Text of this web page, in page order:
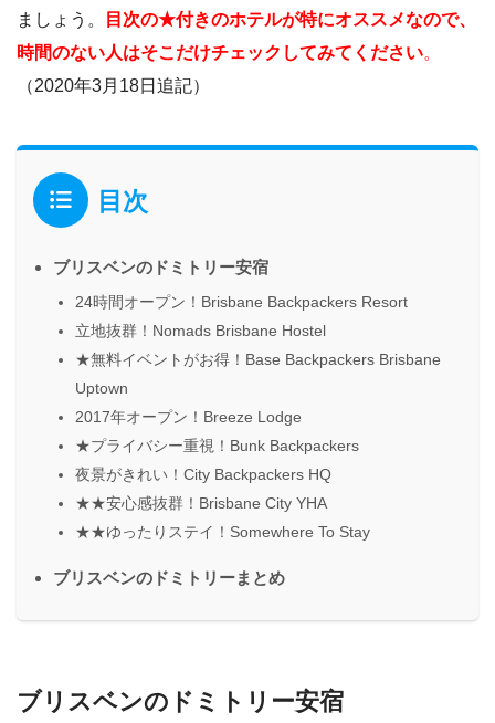
ましょう。
目次の★付きのホテルが特にオススメなので、
時間のない人はそこだけチェックしてみてください。
（2020年3月18日追記）
目次
ブリスベンのドミトリー安宿
24時間オープン！Brisbane Backpackers Resort
立地抜群！Nomads Brisbane Hostel
★無料イベントがお得！Base Backpackers Brisbane
Uptown
2017年オープン！Breeze Lodge
★プライバシー重視！Bunk Backpackers
夜景がきれい！City Backpackers HQ
★★安心感抜群！Brisbane City YHA
★★ゆったりステイ！Somewhere To Stay
ブリスベンのドミトリーまとめ
ブリスベンのドミトリー安宿